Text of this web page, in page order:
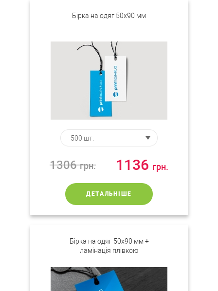
Бірка на одяг 50х90 мм
1306грн. 1136 грн.
ДЕТАЛЬНІШЕ
Бірка на одяг 50х90 мм +
ламінація плівкою